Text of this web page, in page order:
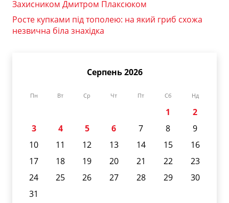
Захисником Дмитром Плаксюком
Росте купками під тополею: на який гриб схожа
незвична біла знахідка
Серпень 2026
Пн Вт Ср Чт Пт Сб Нд
1
2
3
4 5 6 7 8
9
10
11 12 13 14 15
16
17
18 19 20 21 22
23
24
25 26 27 28 29
30
31